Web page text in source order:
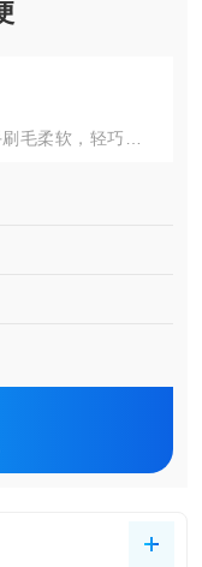
毛柔软，轻巧不伤
固不开裂，无毒无
。
胶粘接牢固，无毒